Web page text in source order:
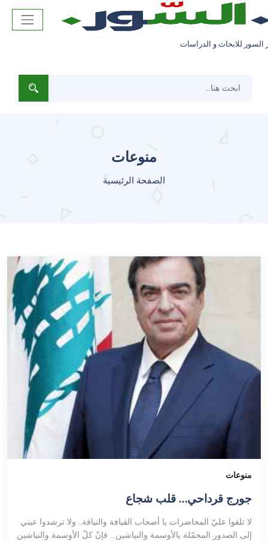
السور للابحاث و الدراسات
منوعات
الصفحة الرئيسية
منوعات
جورج قرداحي… قلب شجاع
لا تلقوا عليّ المحاضرات يا أصحاب القيافة والنيافة.. ولا ترشدوا عيني
إلى الصدور المحمّلة بالأوسمة والنياشين… فإنّ كلّ الأوسمة والنياشين